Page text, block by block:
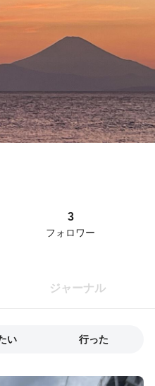
3
フォロワー
ジャーナル
い 行った